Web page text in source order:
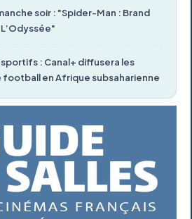
soir : "Spider-Man : Brand
: Canal+ diffusera les
football en Afrique subsaharienne